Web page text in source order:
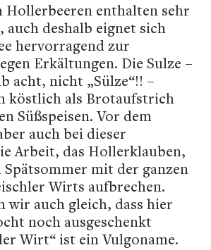
Hollerbeeren enthalten sehr
auch deshalb eignet sich
hervorragend zur
Erkältungen. Die Sulze –
acht, nicht „Sülze“!! –
köstlich als Brotaufstrich
Süßspeisen. Vor dem
auch bei dieser
Arbeit, das Hollerklauben,
mit der ganzen
Wirts aufbrechen.
wir auch gleich, dass hier
noch ausgeschenkt
Wirt“ ist ein Vulgoname.